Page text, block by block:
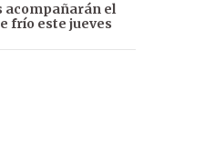
acompañarán el
frío este jueves